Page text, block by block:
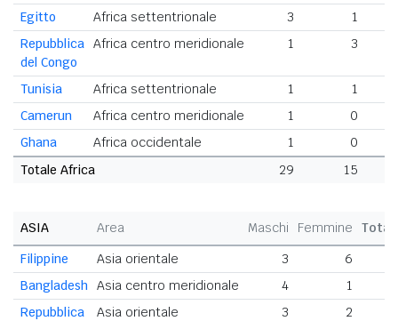
Egitto
Africa settentrionale 3
1
Repubblica
del Congo
Africa centro meridionale 1 3
Tunisia Africa settentrionale 1
1
Camerun
Africa centro meridionale 1
0
Ghana
Africa occidentale 1
0
Totale Africa
29 15
ASIA Area Maschi Femmine
Filippine
Asia orientale 3 6
Bangladesh
Asia centro meridionale 4 1
Repubblica
Asia orientale 3 2